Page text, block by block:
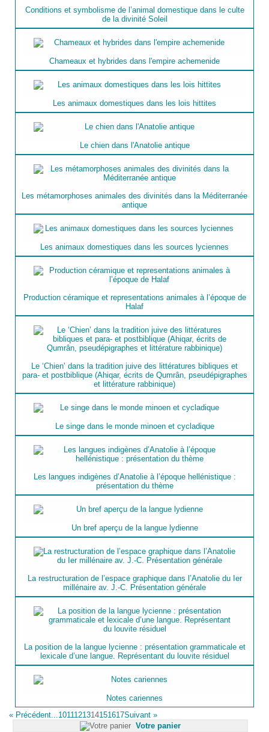
Conditions et symbolisme de l’animal domestique dans le culte
de la divinité Soleil
Chameaux et hybrides dans l'empire achemenide
Les animaux domestiques dans les lois hittites
Le chien dans l'Anatolie antique
Les métamorphoses animales des divinités dans la Méditerranée
antique
Les animaux domestiques dans les sources lyciennes
Production céramique et representations animales à l’époque de
Halaf
Le ‘Chien’ dans la tradition juive des littératures bibliques et
para- et postbiblique (Ahiqar, écrits de Qumrân, pseudépigraphes
et littérature rabbinique)
Le singe dans le monde minoen et cycladique
Les langues indigènes d’Anatolie à l’époque hellénistique :
présentation du thème
Un bref aperçu de la langue lydienne
La restructuration de l’espace graphique dans l’Anatolie du Ier
millénaire av. J.-C. Présentation générale
La position de la langue lycienne : présentation grammaticale et
lexicale d’une langue. Représentant du louvite résiduel
Notes cariennes
« Précédent...1011121314151617Suivant »
Votre panier